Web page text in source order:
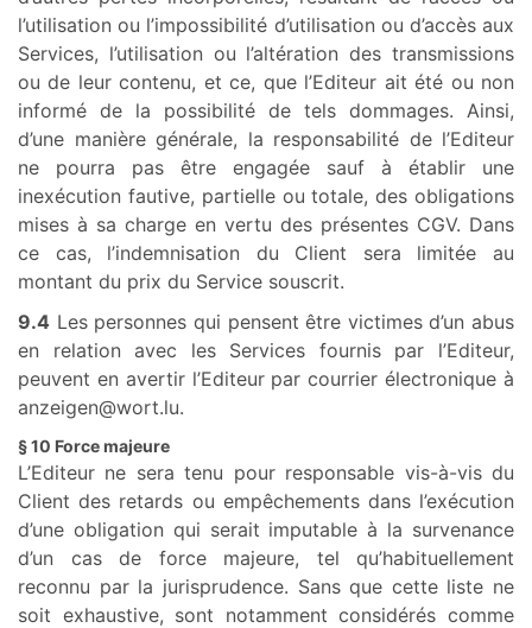
l’utilisation ou l’impossibilité d’utilisation ou d’accès aux
Services, l’utilisation ou l’altération des transmissions
ou de leur contenu, et ce, que l’Editeur ait été ou non
informé de la possibilité de tels dommages. Ainsi,
d’une manière générale, la responsabilité de l’Editeur
ne pourra pas être engagée sauf à établir une
inexécution fautive, partielle ou totale, des obligations
mises à sa charge en vertu des présentes CGV. Dans
ce cas, l’indemnisation du Client sera limitée au
montant du prix du Service souscrit.
9.4 Les personnes qui pensent être victimes d’un abus
en relation avec les Services fournis par l’Editeur,
peuvent en avertir l’Editeur par courrier électronique à
anzeigen@wort.lu.
§ 10 Force majeure
L’Editeur ne sera tenu pour responsable vis-à-vis du
Client des retards ou empêchements dans l’exécution
d’une obligation qui serait imputable à la survenance
d’un cas de force majeure, tel qu’habituellement
reconnu par la jurisprudence. Sans que cette liste ne
soit exhaustive, sont notamment considérés comme